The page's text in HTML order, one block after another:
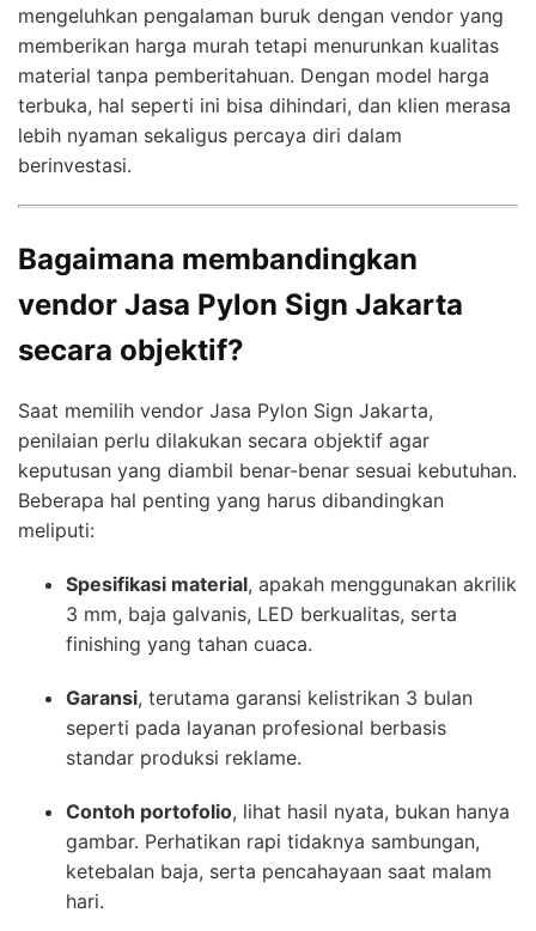
mengeluhkan pengalaman buruk dengan vendor yang
memberikan harga murah tetapi menurunkan kualitas
material tanpa pemberitahuan. Dengan model harga
terbuka, hal seperti ini bisa dihindari, dan klien merasa
lebih nyaman sekaligus percaya diri dalam
berinvestasi.
Bagaimana membandingkan
vendor Jasa Pylon Sign Jakarta
secara objektif?
Saat memilih vendor Jasa Pylon Sign Jakarta,
penilaian perlu dilakukan secara objektif agar
keputusan yang diambil benar-benar sesuai kebutuhan.
Beberapa hal penting yang harus dibandingkan
meliputi:
Spesifikasi material, apakah menggunakan akrilik
3 mm, baja galvanis, LED berkualitas, serta
finishing yang tahan cuaca.
Garansi, terutama garansi kelistrikan 3 bulan
seperti pada layanan profesional berbasis
standar produksi reklame.
Contoh portofolio, lihat hasil nyata, bukan hanya
gambar. Perhatikan rapi tidaknya sambungan,
ketebalan baja, serta pencahayaan saat malam
hari.